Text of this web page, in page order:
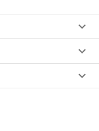
keyboard_arrow_down
keyboard_arrow_down
keyboard_arrow_down